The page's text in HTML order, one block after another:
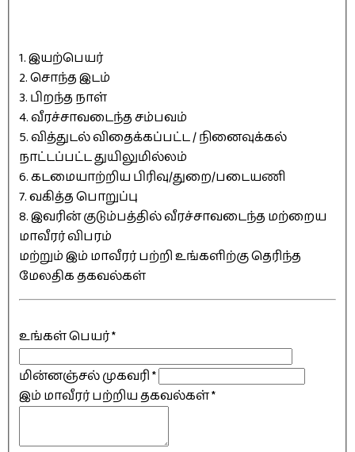
1. இயற்பெயர்
2. சொந்த இடம்
3. பிறந்த நாள்
4. வீரச்சாவடைந்த சம்பவம்
5. வித்துடல் விதைக்கப்பட்ட / நினைவுக்கல்
நாட்டப்பட்ட துயிலுமில்லம்
6. கடமையாற்றிய பிரிவு/துறை/படையணி
7. வகித்த பொறுப்பு
8. இவரின் குடும்பத்தில் வீரச்சாவடைந்த மற்றைய
மாவீரர் விபரம்
மற்றும் இம் மாவீரர் பற்றி உங்களிற்கு தெரிந்த
மேலதிக தகவல்கள்
உங்கள் பெயர்*
மின்னஞ்சல் முகவரி*
இம் மாவீரர் பற்றிய தகவல்கள்*